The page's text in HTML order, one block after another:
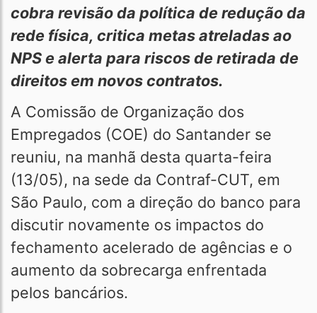
cobra revisão da política de redução da
rede física, critica metas atreladas ao
NPS e alerta para riscos de retirada de
direitos em novos contratos.
A Comissão de Organização dos
Empregados (COE) do Santander se
reuniu, na manhã desta quarta-feira
(13/05), na sede da Contraf-CUT, em
São Paulo, com a direção do banco para
discutir novamente os impactos do
fechamento acelerado de agências e o
aumento da sobrecarga enfrentada
pelos bancários.